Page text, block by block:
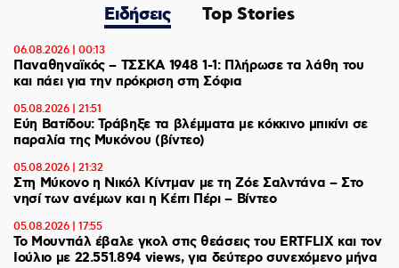
Ειδήσεις Top Stories
06.08.2026 | 00:13
Παναθηναϊκός – ΤΣΣΚΑ 1948 1-1: Πλήρωσε τα λάθη του
και πάει για την πρόκριση στη Σόφια
05.08.2026 | 21:51
Εύη Βατίδου: Τράβηξε τα βλέμματα με κόκκινο μπικίνι σε
παραλία της Μυκόνου (βίντεο)
05.08.2026 | 21:32
Στη Μύκονο η Νικόλ Κίντμαν με τη Ζόε Σαλντάνα – Στο
νησί των ανέμων και η Κέιτι Πέρι – Βίντεο
05.08.2026 | 17:55
Το Μουντιάλ έβαλε γκολ στις θεάσεις του ERTFLIX και τον
Ιούλιο με 22.551.894 views, για δεύτερο συνεχόμενο μήνα